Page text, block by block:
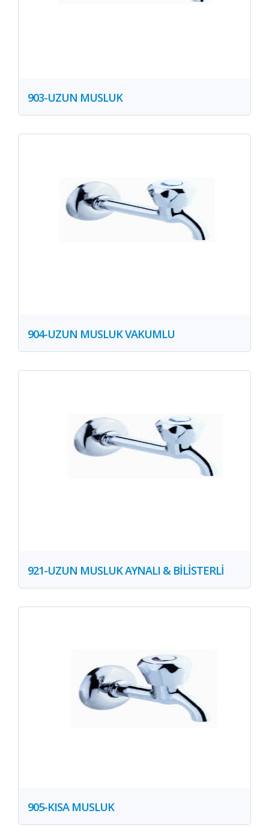
903-UZUN MUSLUK
904-UZUN MUSLUK VAKUMLU
921-UZUN MUSLUK AYNALI & BİLİSTERLİ
905-KISA MUSLUK